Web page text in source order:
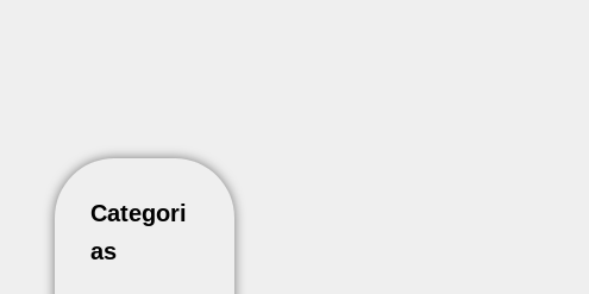
Categori
as